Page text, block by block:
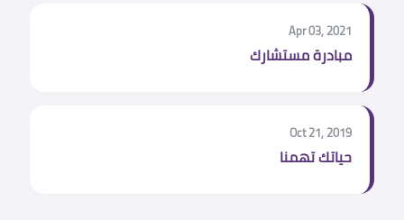
Apr 03, 2021
مبادرة مستشارك
Oct 21, 2019
حياتك تهمنا